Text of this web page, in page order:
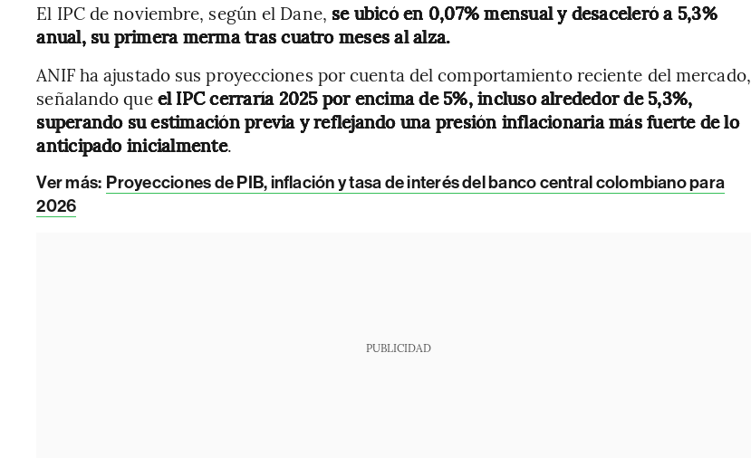
El IPC de noviembre, según el Dane, se ubicó en 0,07% mensual y desaceleró a 5,3%
anual, su primera merma tras cuatro meses al alza.
ANIF ha ajustado sus proyecciones por cuenta del comportamiento reciente del mercado,
señalando queel IPC cerraría 2025 por encima de 5%, incluso alrededor de 5,3%,
superando su estimación previa y reflejando una presión inflacionaria más fuerte de lo
anticipado inicialmente.
Ver más: Proyecciones de PIB, inflación y tasa de interés del banco central colombiano para
2026
PUBLICIDAD